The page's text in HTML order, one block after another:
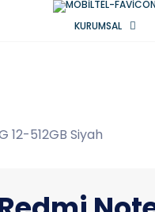
KURUMSAL
12-512GB Siyah